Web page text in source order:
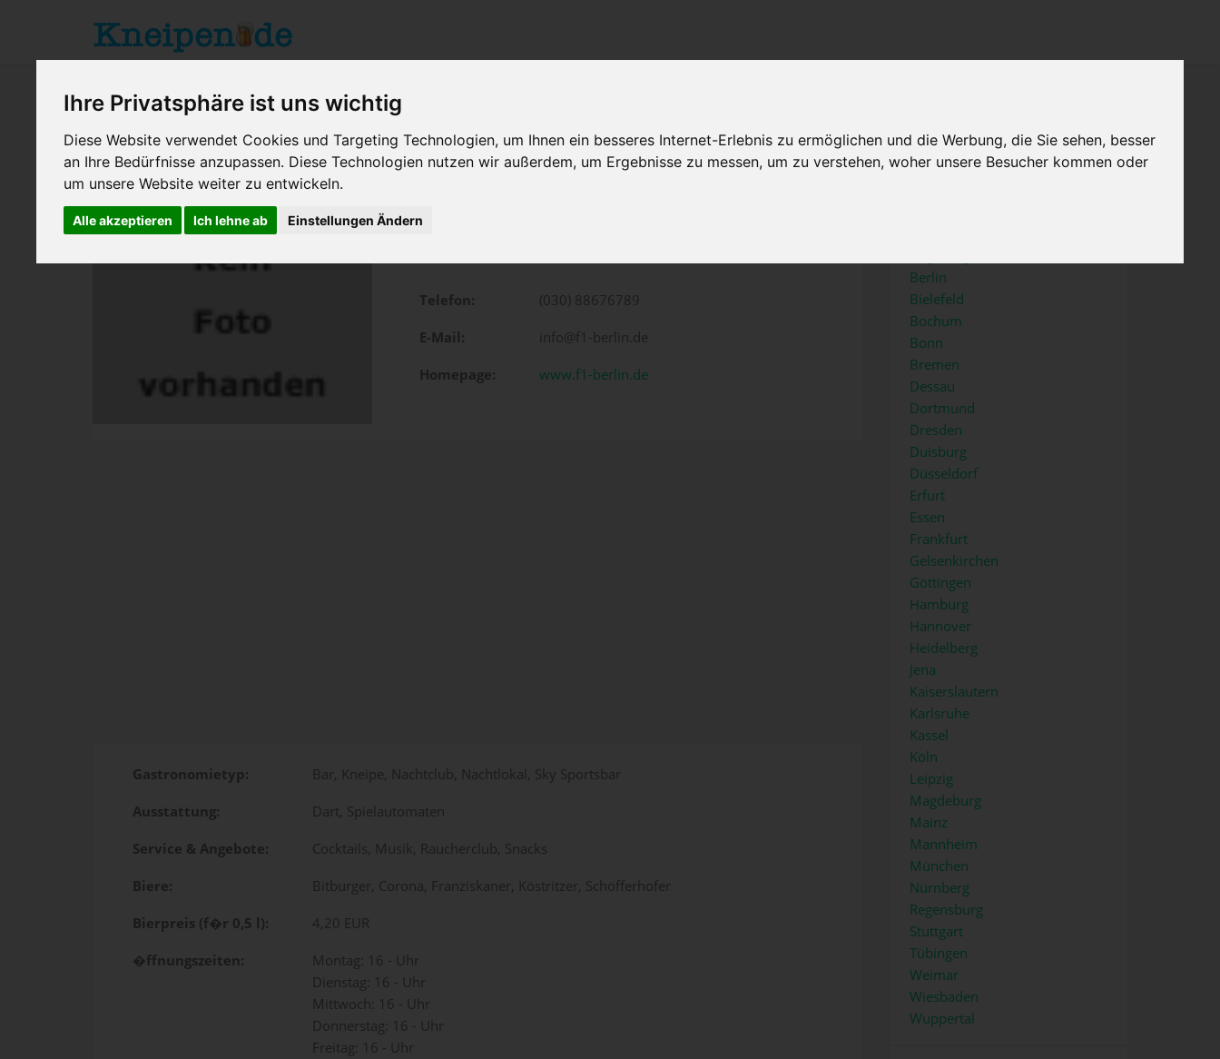
Ihre Privatsphäre ist uns wichtig
Diese Website verwendet Cookies und Targeting Technologien, um Ihnen ein besseres Internet-Erlebnis zu ermöglichen und die Werbung, die Sie sehen, besser
an Ihre Bedürfnisse anzupassen. Diese Technologien nutzen wir außerdem, um Ergebnisse zu messen, um zu verstehen, woher unsere Besucher kommen oder
um unsere Website weiter zu entwickeln.
Alle akzeptieren Ich lehne ab Einstellungen Ändern
Berlin> F1Sportbar
Telefon: (030) 88676789
E-Mail: info@f1-berlin.de
Homepage: www.f1-berlin.de
Gastronomietyp: Bar, Kneipe, Nachtclub, Nachtlokal, Sky Sportsbar
Ausstattung: Dart, Spielautomaten
Service & Angebote: Cocktails, Musik, Raucherclub, Snacks
Biere: Bitburger, Corona, Franziskaner, Köstritzer, Schöfferhofer
Bierpreis (f�r 0,5 l): 4,20 EUR
�ffnungszeiten:
Montag: 16 - Uhr
Dienstag: 16 - Uhr
Mittwoch: 16 - Uhr
Donnerstag: 16 - Uhr
Freitag: 16 - Uhr
Berlin
Bielefeld
Bochum
Bonn
Bremen
Dessau
Dortmund
Dresden
Duisburg
Düsseldorf
Erfurt
Essen
Frankfurt
Gelsenkirchen
Göttingen
Hamburg
Hannover
Heidelberg
Jena
Kaiserslautern
Karlsruhe
Kassel
Köln
Leipzig
Magdeburg
Mainz
Mannheim
München
Nürnberg
Regensburg
Stuttgart
Tübingen
Weimar
Wiesbaden
Wuppertal
Impressum